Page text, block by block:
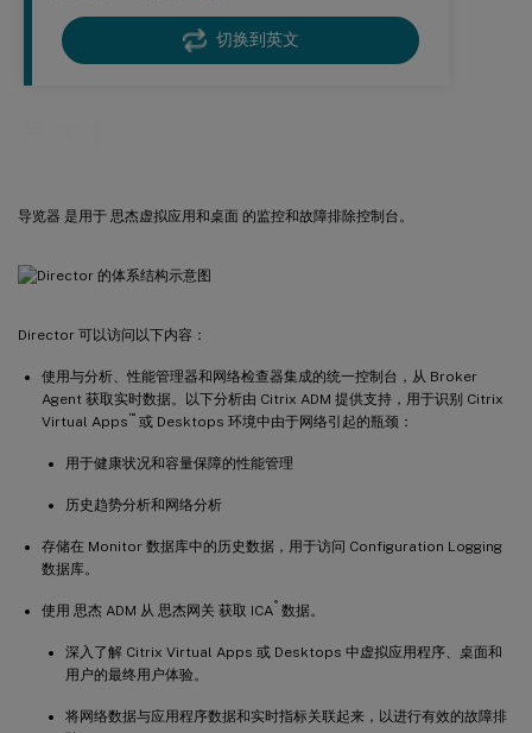
切换到英文
导览器 是用于 思杰虚拟应用和桌面 的监控和故障排除控制台。
Director 可以访问以下内容：
使用与分析、性能管理器和网络检查器集成的统一控制台，从 Broker
Agent 获取实时数据。以下分析由 Citrix ADM 提供支持，用于识别 Citrix
Virtual Apps ™ 或 Desktops 环境中由于网络引起的瓶颈：
用于健康状况和容量保障的性能管理
历史趋势分析和网络分析
存储在 Monitor 数据库中的历史数据，用于访问 Configuration Logging
数据库。
使用 思杰 ADM 从 思杰网关 获取 ICA® 数据。
深入了解 Citrix Virtual Apps 或 Desktops 中虚拟应用程序、桌面和
用户的最终用户体验。
将网络数据与应用程序数据和实时指标关联起来，以进行有效的故障排